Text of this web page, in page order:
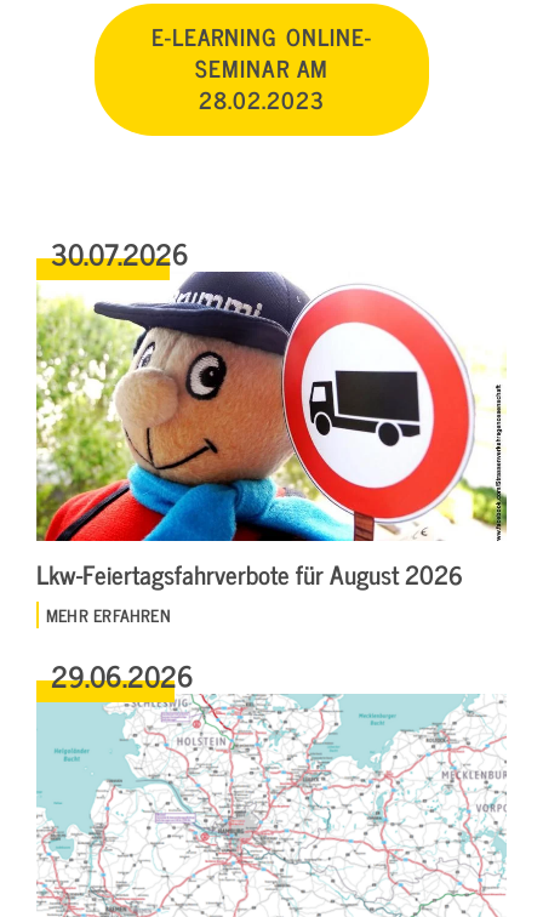
E-LEARNING ONLINE-
SEMINAR AM
28.02.2023
30.07.2026
Lkw-Feiertagsfahrverbote für August 2026
MEHR ERFAHREN
29.06.2026